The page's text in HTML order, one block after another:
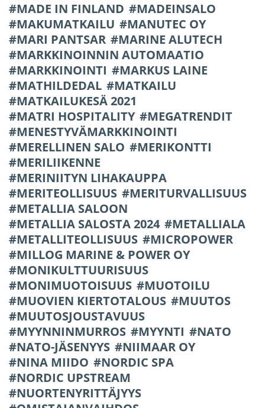
MADE IN FINLAND
MADEINSALO
MAKUMATKAILU
MANUTEC OY
MARI PANTSAR
MARINE ALUTECH
MARKKINOINNIN AUTOMAATIO
MARKKINOINTI
MARKUS LAINE
MATHILDEDAL
MATKAILU
MATKAILUKESÄ 2021
MATRI HOSPITALITY
MEGATRENDIT
MENESTYVÄMARKKINOINTI
MERELLINEN SALO
MERIKONTTI
MERILIIKENNE
MERINIITYN LIHAKAUPPA
MERITEOLLISUUS
MERITURVALLISUUS
METALLIA SALOON
METALLIA SALOSTA 2024
METALLIALA
METALLITEOLLISUUS
MICROPOWER
MILLOG MARINE & POWER OY
MONIKULTTUURISUUS
MONIMUOTOISUUS
MUOTOILU
MUOVIEN KIERTOTALOUS
MUUTOS
MUUTOSJOUSTAVUUS
MYYNNINMURROS
MYYNTI
NATO
NATO-JÄSENYYS
NIIMAAR OY
NINA MIIDO
NORDIC SPA
NORDIC UPSTREAM
NUORTENYRITTÄJYYS